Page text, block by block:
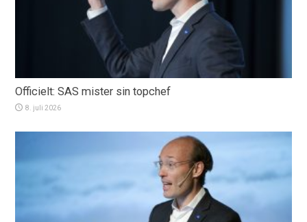
Officielt: SAS mister sin topchef
8. juli 2026